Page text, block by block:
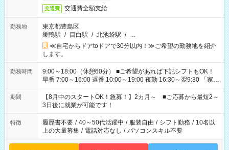
交通費 交通費全額支給
勤務地
東京都豊島区
巣鴨駅 / 目白駅 / 北池袋駅 / …
≪自宅からドアtoドアで30分以内！≫ご希望の勤務地を紹介
します。
勤務時間
9:00～18:00（休憩60分） ■ご希望があれば下記シフトもOK！
早番 7:00～16:00 遅番 10:00～19:00 夜勤 16:30～翌9:30 「家族
と休みを合わせたい」 「余裕を持って夕飯の準備がしたい」
「できれば残業はしたくない」 など、ご希望を教えてください
ね。 ※Wワーク希望の方へ 今ご覧のお仕事で希望する勤務時間
と、もう1つのお仕事の勤務時間。 合計で週40時間を超える場
合は応募できません。
期間
【8月中のスタートOK！急募！】2カ月～ ■ご応募から最短2～
3日後に就業が可能です！
特徴 履歴書不要 / 40～50代活躍中 / 服装自由 / シフト勤務 / 10名以
上の大量募集 / 電話対応なし / パソコンスキル不要